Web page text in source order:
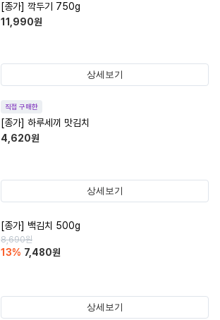
[종가] 깍두기 750g
11,990원
상세보기
직접 구매한
[종가] 하루세끼 맛김치
4,620원
상세보기
[종가] 백김치 500g
8,690원
13% 7,480원
상세보기